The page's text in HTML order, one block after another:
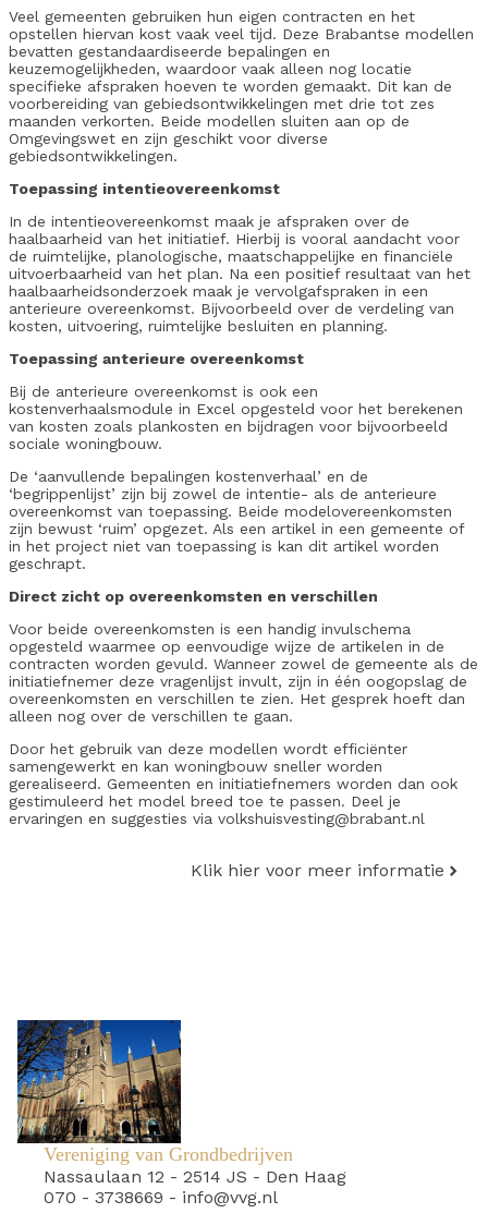
Veel gemeenten gebruiken hun eigen contracten en het
opstellen hiervan kost vaak veel tijd. Deze Brabantse modellen
bevatten gestandaardiseerde bepalingen en
keuzemogelijkheden, waardoor vaak alleen nog locatie
specifieke afspraken hoeven te worden gemaakt. Dit kan de
voorbereiding van gebiedsontwikkelingen met drie tot zes
maanden verkorten. Beide modellen sluiten aan op de
Omgevingswet en zijn geschikt voor diverse
gebiedsontwikkelingen.
Toepassing intentieovereenkomst
In de intentieovereenkomst maak je afspraken over de
haalbaarheid van het initiatief. Hierbij is vooral aandacht voor
de ruimtelijke, planologische, maatschappelijke en financiële
uitvoerbaarheid van het plan. Na een positief resultaat van het
haalbaarheidsonderzoek maak je vervolgafspraken in een
anterieure overeenkomst. Bijvoorbeeld over de verdeling van
kosten, uitvoering, ruimtelijke besluiten en planning.
Toepassing anterieure overeenkomst
Bij de anterieure overeenkomst is ook een
kostenverhaalsmodule in Excel opgesteld voor het berekenen
van kosten zoals plankosten en bijdragen voor bijvoorbeeld
sociale woningbouw.
De ‘aanvullende bepalingen kostenverhaal’ en de
‘begrippenlijst’ zijn bij zowel de intentie- als de anterieure
overeenkomst van toepassing. Beide modelovereenkomsten
zijn bewust ‘ruim’ opgezet. Als een artikel in een gemeente of
in het project niet van toepassing is kan dit artikel worden
geschrapt.
Direct zicht op overeenkomsten en verschillen
Voor beide overeenkomsten is een handig invulschema
opgesteld waarmee op eenvoudige wijze de artikelen in de
contracten worden gevuld. Wanneer zowel de gemeente als de
initiatiefnemer deze vragenlijst invult, zijn in één oogopslag de
overeenkomsten en verschillen te zien. Het gesprek hoeft dan
alleen nog over de verschillen te gaan.
Door het gebruik van deze modellen wordt efficiënter
samengewerkt en kan woningbouw sneller worden
gerealiseerd. Gemeenten en initiatiefnemers worden dan ook
gestimuleerd het model breed toe te passen. Deel je
ervaringen en suggesties via volkshuisvesting@brabant.nl
Klik hier voor meer informatie
Vereniging van Grondbedrijven
Nassaulaan 12 - 2514 JS - Den Haag
070 - 3738669 - info@vvg.nl